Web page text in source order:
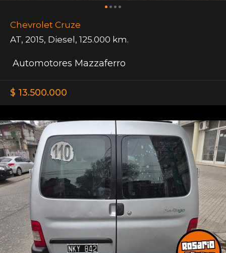
Chevrolet Cruze
AT, 2015, Diesel, 125.000 km.
Automotores Mazzaferro
$ 13.500.000